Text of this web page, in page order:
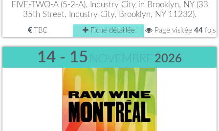
FIVE-TWO-A (5-2-A), Industry City in Brooklyn, NY (33
35th Street, Industry City, Brooklyn, NY 11232).
TBC Fiche détaillée Page visitée 44 fois
14 - 15 NOVEMBRE 2026